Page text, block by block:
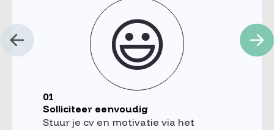
😃
01
Solliciteer eenvoudig
Stuur je cv en motivatie via het